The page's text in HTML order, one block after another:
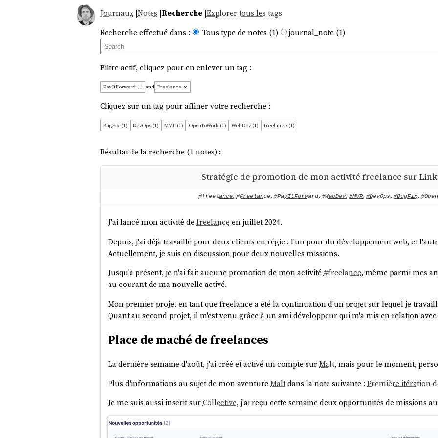
Journaux|Notes |Recherche|Explorer tous les tags
Recherche effectué dans :
Tous type de notes (1) journal_note (1)
Filtre actif, cliquez pour en enlever un tag :
PayItForward and Freelance
Cliquez sur un tag pour affiner votre recherche :
BugFix (1) DevOps (1) MVP (1) OpenToWork (1) WebDev (1) freelance (1)
Résultat de la recherche (1 notes) :
Stratégie de promotion de mon activité freelance sur
#freelance, #Freelance, #PayItForward, #WebDev, #MVP, #DevOps, #BugFix,
J'ai lancé mon activité defreelance en juillet 2024.
Depuis, j'ai déjà travaillé pour deux clients en régie : l'un pour du développement web, et
Actuellement, je suis en discussion pour deux nouvelles missions.
Jusqu'à présent, je n'ai fait aucune promotion de mon activité#freelance, même parmi mes
au courant de ma nouvelle activé.
Mon premier projet en tant que freelance a été la continuation d'un projet sur lequel je
Quant au second projet, il m'est venu grâce à un ami développeur qui m'a mis en relation
Place de maché de freelances
La dernière semaine d'août, j'ai créé et activé un compte surMalt, mais pour le moment,
Plus d'informations au sujet de mon aventure Maltdans la note suivante : Première itération
Je me suis aussi inscrit surCollective, j'ai reçu cette semaine deux opportunités de missions